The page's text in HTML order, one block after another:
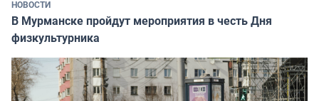
НОВОСТИ
В Мурманске пройдут мероприятия в честь Дня
физкультурника